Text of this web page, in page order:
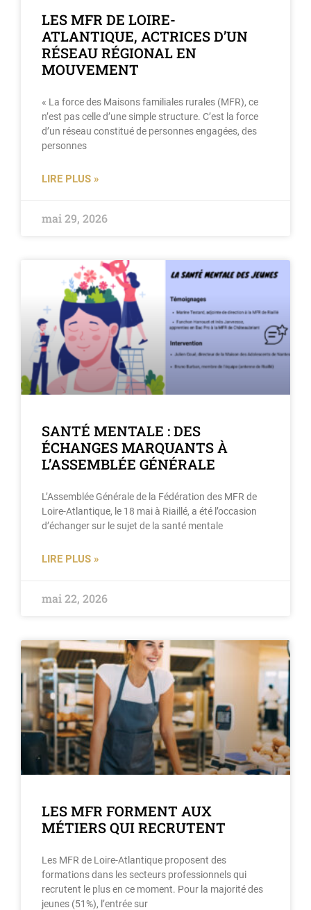
LES MFR DE LOIRE-
ATLANTIQUE, ACTRICES D’UN
RÉSEAU RÉGIONAL EN
MOUVEMENT
« La force des Maisons familiales rurales (MFR), ce
n’est pas celle d’une simple structure. C’est la force
d’un réseau constitué de personnes engagées, des
personnes
LIRE PLUS »
mai 29, 2026
SANTÉ MENTALE : DES
ÉCHANGES MARQUANTS À
L’ASSEMBLÉE GÉNÉRALE
L’Assemblée Générale de la Fédération des MFR de
Loire-Atlantique, le 18 mai à Riaillé, a été l’occasion
d’échanger sur le sujet de la santé mentale
LIRE PLUS »
mai 22, 2026
LES MFR FORMENT AUX
MÉTIERS QUI RECRUTENT
Les MFR de Loire-Atlantique proposent des
formations dans les secteurs professionnels qui
recrutent le plus en ce moment. Pour la majorité des
jeunes (51%), l’entrée sur